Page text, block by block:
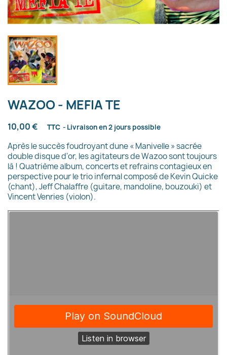
WAZOO - MEFIA TE
10,00 € TTC Livraison en 2 jours possible
Après le succès foudroyant dune « Manivelle » sacrée
double disque d'or, les agitateurs de Wazoo sont toujours
là ! Quatrième album, concerts et refrains contagieux en
perspective pour le trio infernal composé de Kevin Quicke
(chant), Jeff Chalaffre (guitare, mandoline, bouzouki) et
Vincent Venries (violon).